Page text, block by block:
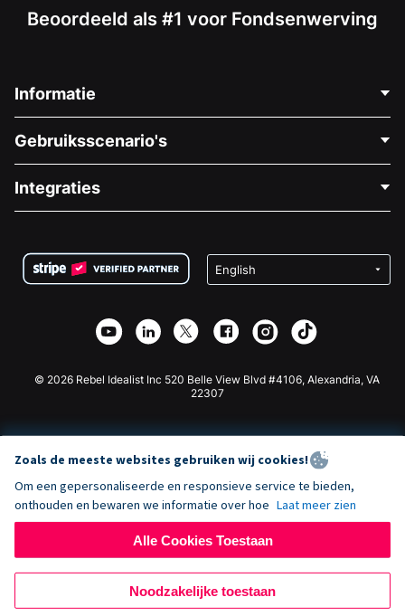
Beoordeeld als #1 voor Fondsenwerving
Informatie
Over Ons
Vacatures
Privacy
Affiliate Partnerschap
Gebruiksscenario's
Medische Fondsenwerving
Goede Doelen Fondsenwerving
Integraties
Wix Donatie Plugin
Webflow Donatie App
Joomla Donatie
© 2026 Rebel Idealist Inc 520 Belle View Blvd #4106, Alexandria, VA
22307
Zoals de meeste websites gebruiken wij cookies!
Om een gepersonaliseerde en responsieve service te bieden,
onthouden en bewaren we informatie over hoe Laat meer zien
Alle Cookies Toestaan
Noodzakelijke toestaan